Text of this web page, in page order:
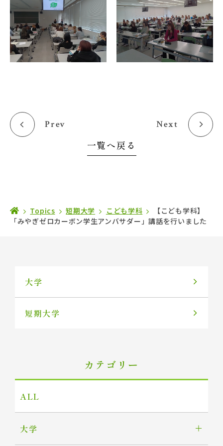
Prev
一覧へ戻る
Next
Topics 短期大学 こども学科
【こども学科】
「みやぎゼロカーボン学生アンバサダー」講話を行いました
大学
短期大学
カテゴリー
ALL
大学